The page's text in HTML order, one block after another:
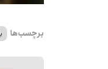
برچسب‌ها